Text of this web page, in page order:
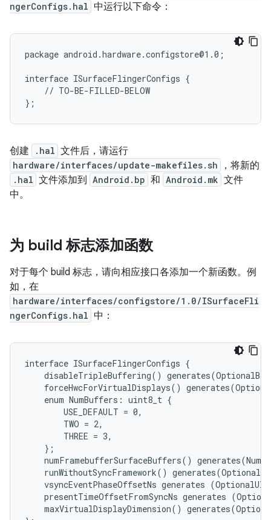
ngerConfigs.hal 中运行以下命令：
package android.hardware.configstore@1.0;
interface ISurfaceFlingerConfigs {
    // TO-BE-FILLED-BELOW
创建 .hal 文件后，请运行
hardware/interfaces/update-makefiles.sh ，将新的
.hal 文件添加到 Android.bp 和 Android.mk 文件
中。
为 build 标志添加函数
对于每个 build 标志，请向相应接口各添加一个新函数。例
如，在
hardware/interfaces/configstore/1.0/ISurfaceFli
ngerConfigs.hal 中：
interface ISurfaceFlingerConfigs {
disableTripleBuffering()
forceHwcForVirtualDisplays()
    enum NumBuffers: uint8_t {
        USE_DEFAULT = 0,
        TWO = 2,
        THREE = 3,
    };
numFramebufferSurfaceBuffers()
runWithoutSyncFramework()
vsyncEventPhaseOffsetNs generates
presentTimeOffsetFromSyncNs generates
maxVirtualDisplayDimension()